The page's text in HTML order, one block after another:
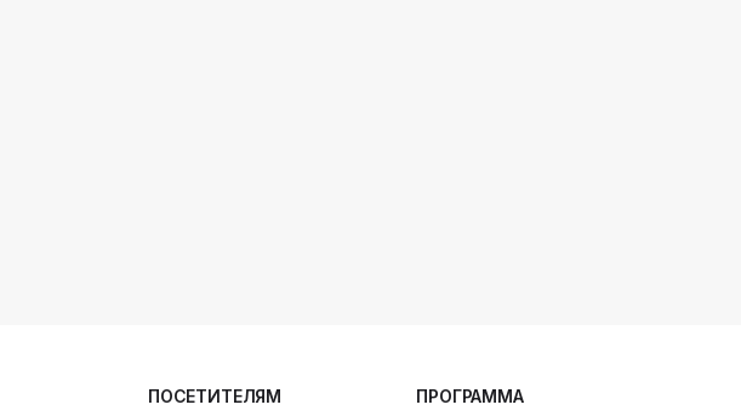
ПОСЕТИТЕЛЯМ
ПРОГРАММА